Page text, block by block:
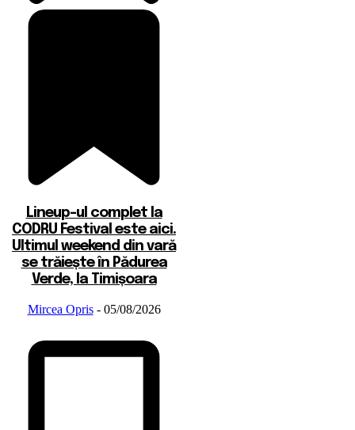
Lineup-ul complet la
CODRU Festival este aici.
Ultimul weekend din vară
se trăiește în Pădurea
Verde, la Timișoara
Mircea Opris - 05/08/2026